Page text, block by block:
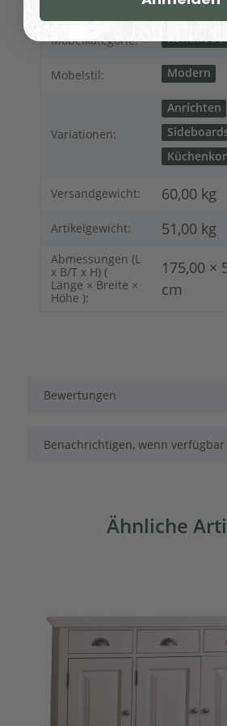
Möbelkategorie:
Möbelstil: Modern
Variationen:
Anrichten
Versandgewicht: 60,00 kg
Artikelgewicht: 51,00 kg
Abmessungen (L
x B/T x H) (
Länge × Breite ×
Höhe ):
175,00 ×
cm
Bewertungen
Benachrichtigen, wenn verfügbar
Ähnliche